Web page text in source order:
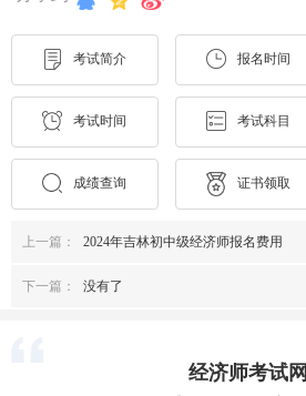
考试简介 报名时间
考试时间 考试科目
成绩查询 证书领取
上一篇： 2024年吉林初中级经济师报名费用
下一篇： 没有了
经济师考试网